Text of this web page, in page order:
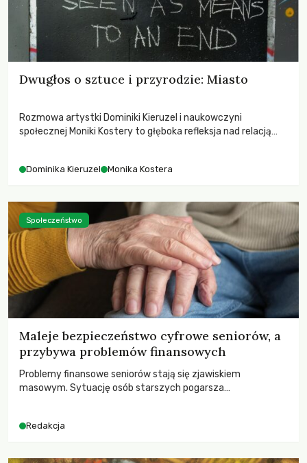
Dwugłos o sztuce i przyrodzie: Miasto
Rozmowa artystki Dominiki Kieruzel i naukowczyni
społecznej Moniki Kostery to głęboka refleksja nad relacją
Dominika Kieruzel Monika Kostera
Maleje bezpieczeństwo cyfrowe seniorów, a
przybywa problemów finansowych
Problemy finansowe seniorów stają się zjawiskiem
masowym. Sytuację osób starszych pogarsza
Redakcja
Społeczeństwo